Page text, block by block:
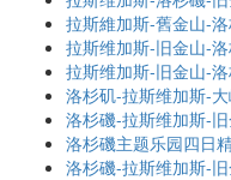
拉斯維加斯-舊金山-
拉斯维加斯-旧金山-
拉斯维加斯-旧金山-
洛杉矶-拉斯维加斯-
洛杉磯-拉斯维加斯-
洛杉磯主题乐园四日
洛杉磯-拉斯维加斯-